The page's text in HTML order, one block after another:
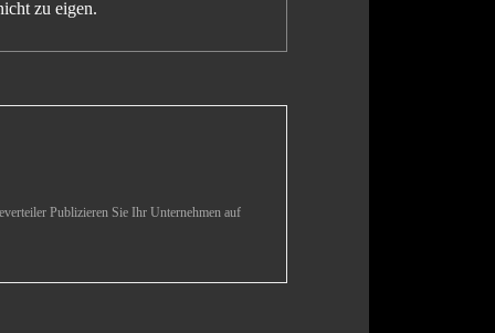
zu eigen.
Publizieren Sie Ihr Unternehmen auf